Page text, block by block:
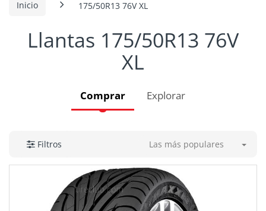
Inicio 175/50R13 76V XL
Llantas 175/50R13 76V
XL
Comprar Explorar
Filtros Las más populares